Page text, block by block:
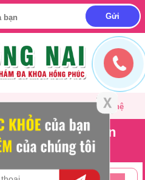
Liên hệ
nhiều sau quan